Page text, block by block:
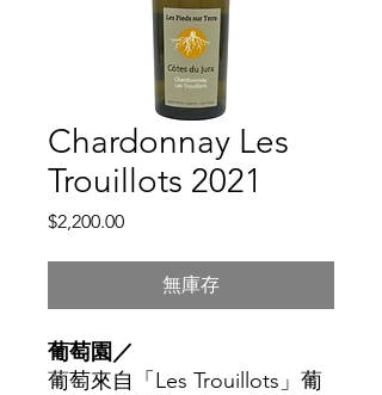
Chardonnay Les
Trouillots 2021
$2,200.00價
無庫存
葡萄園／
葡萄來自「 Les Trouillots 」葡